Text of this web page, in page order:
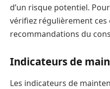
d’un risque potentiel.
vérifiez régulièrement ces
recommandations du
Indicateurs de
Les indicateurs de